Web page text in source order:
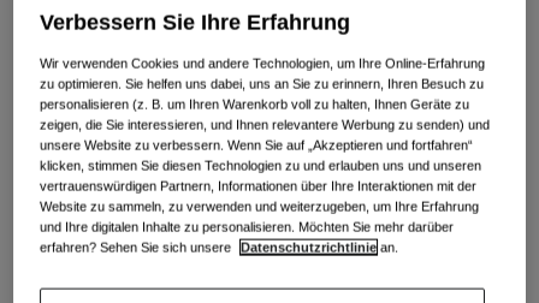
Kinder Fahrradhelme
Alle anzeigen
Schuhe
Rennrad Schuhe
Mountainbike Schuhe
Gravel Schuhe
Damen
Ersatzteile
Alle anzeigen
Schutzbrillen
Ski
Snowboard
Verbessern Sie Ihre Erfahrung
Wir verwenden Cookies und andere Technologien, um Ihre Online-Erfahrung
zu optimieren. Sie helfen uns dabei, uns an Sie zu erinnern, Ihren Besuch zu
personalisieren (z. B. um Ihren Warenkorb voll zu halten, Ihnen Geräte zu
zeigen, die Sie interessieren, und Ihnen relevantere Werbung zu senden) und
unsere Website zu verbessern. Wenn Sie auf „Akzeptieren und fortfahren“
klicken, stimmen Sie diesen Technologien zu und erlauben uns und unseren
vertrauenswürdigen Partnern, Informationen über Ihre Interaktionen mit der
Website zu sammeln, zu verwenden und weiterzugeben, um Ihre Erfahrung
und Ihre digitalen Inhalte zu personalisieren. Möchten Sie mehr darüber
erfahren? Sehen Sie sich unsere
Datenschutzrichtlinie an.